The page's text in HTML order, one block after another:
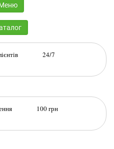
клієнтів 24/7
100 грн